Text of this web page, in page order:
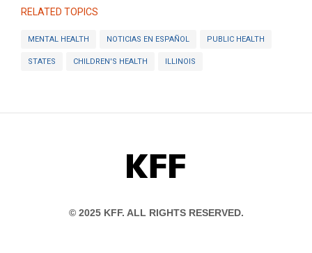
RELATED TOPICS
MENTAL HEALTH NOTICIAS EN ESPAÑOL PUBLIC HEALTH
STATES CHILDREN'S HEALTH ILLINOIS
KFF
© 2025 KFF. ALL RIGHTS RESERVED.